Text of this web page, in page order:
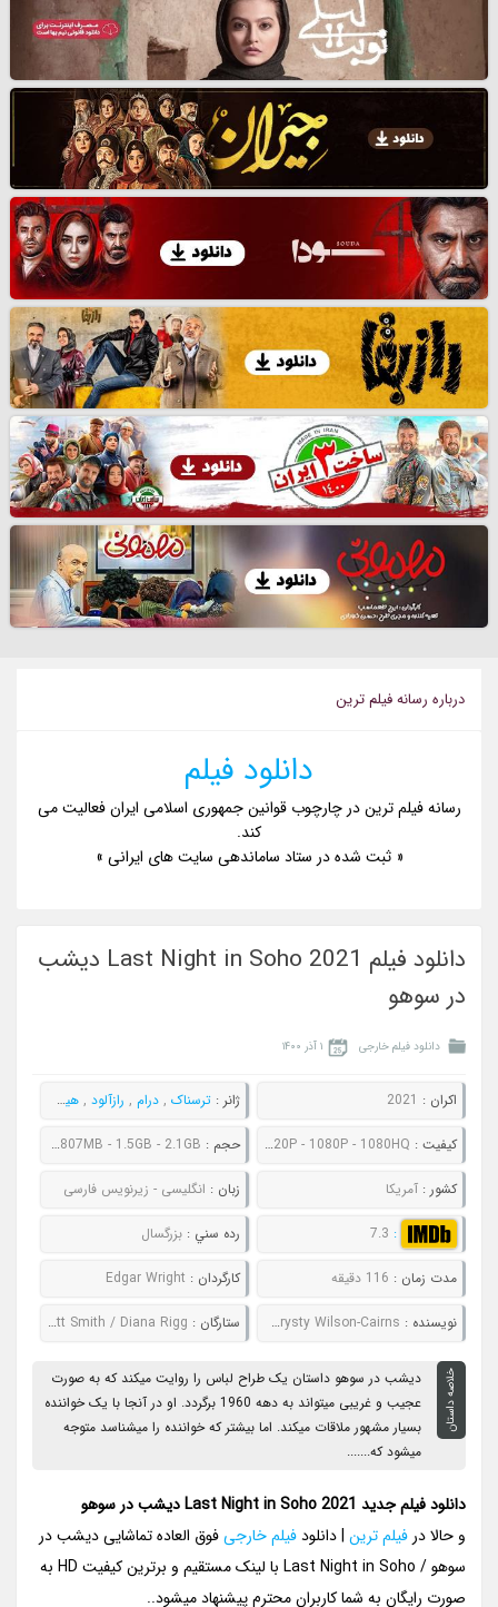
درباره رسانه فيلم ترين
دانلود فیلم
رسانه فیلم ترین در چارچوب قوانین جمهوری اسلامی ایران فعالیت می
کند.
« ثبت شده در ستاد ساماندهی سایت های ایرانی »
دانلود فیلم Last Night in Soho 2021 دیشب
در سوهو
دانلود فیلم خارجی ۱ آذر ۱۴۰۰
اکران : 2021 ژانر : ترسناک , درام , رازآلود , هیجان انگیز
کيفيت : 480P - 720P - 1080P - 1080HQ حجم : 552MB - 807MB - 1.5GB - 2.1GB
کشور :آمریکا زبان : انگلیسی - زیرنویس فارسی
:
7.3 رده سني : بزرگسال
مدت زمان : 116 دقیقه کارگردان : Edgar Wright
نويسنده : Edgar Wright - Krysty Wilson-Cairns ستارگان : Thomasin McKenzie / Anya Taylor-Joy / Matt Smith / Diana Rigg
خلاصه داستان
دیشب در سوهو داستان یک طراح لباس را روایت میکند که به صورت
عجیب و غریبی میتواند به دهه 1960 برگردد. او در آنجا با یک خواننده
بسیار مشهور ملاقات میکند. اما بیشتر که خواننده را میشناسد متوجه
میشود که.......
دانلود فیلم جدید Last Night in Soho 2021 دیشب در سوهو
و حالا درفیلم ترین | دانلودفیلم خارجیفوق العاده تماشایی دیشب در
سوهو / Last Night in Soho با لینک مستقیم و برترین کیفیت HD به
صورت رایگان به شما کاربران محترم پیشنهاد میشود..